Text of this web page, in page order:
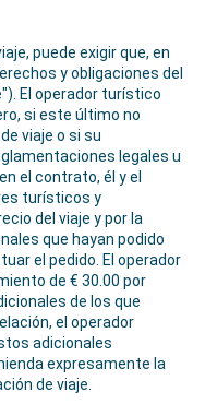
puede exigir que, en
y obligaciones del
El operador turístico
si este último no
viaje o si su
legales u
el contrato, él y el
turísticos y
del viaje y por la
que hayan podido
el pedido. El operador
de € 30.00 por
de los que
el operador
adicionales
expresamente la
de viaje.